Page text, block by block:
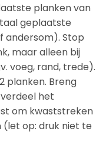
planken van
geplaatste
andersom). Stop
maar alleen bij
voeg, rand, trede).
planken. Breng
het
om kwaststreken
op: druk niet te